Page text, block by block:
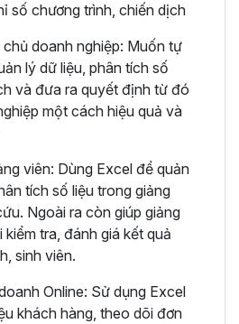
số chương trình, chiến dịch
doanh nghiệp: Muốn tự
lý dữ liệu, phân tích số
và đưa ra quyết định từ đó
một cách hiệu quả và
viên: Dùng Excel để quản
tích số liệu trong giảng
Ngoài ra còn giúp giảng
tra, đánh giá kết quả
sinh viên.
Online: Sử dụng Excel
khách hàng, theo dõi đơn